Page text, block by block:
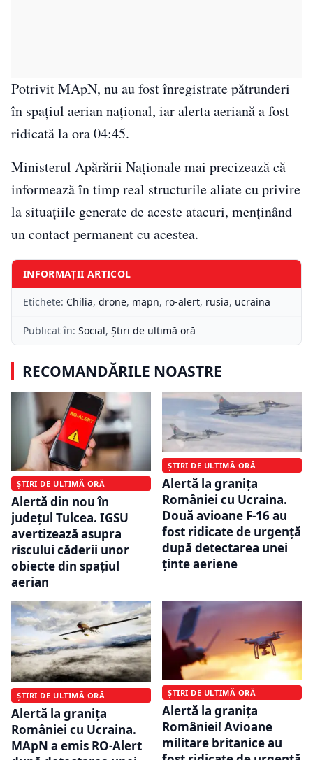
Potrivit MApN, nu au fost înregistrate pătrunderi
în spațiul aerian național, iar alerta aeriană a fost
ridicată la ora 04:45.
Ministerul Apărării Naționale mai precizează că
informează în timp real structurile aliate cu privire
la situațiile generate de aceste atacuri, menținând
un contact permanent cu acestea.
INFORMAȚII ARTICOL
Etichete: Chilia, drone, mapn, ro-alert, rusia, ucraina
Publicat în: Social, Știri de ultimă oră
RECOMANDĂRILE NOASTRE
ȘTIRI DE ULTIMĂ ORĂ
Alertă din nou în
județul Tulcea. IGSU
avertizează asupra
riscului căderii unor
obiecte din spațiul
aerian
ȘTIRI DE ULTIMĂ ORĂ
Alertă la granița
României cu Ucraina.
Două avioane F-16 au
fost ridicate de urgență
după detectarea unei
ținte aeriene
ȘTIRI DE ULTIMĂ ORĂ
Alertă la granița
României cu Ucraina.
MApN a emis RO-Alert
ȘTIRI DE ULTIMĂ ORĂ
Alertă la granița
României! Avioane
militare britanice au